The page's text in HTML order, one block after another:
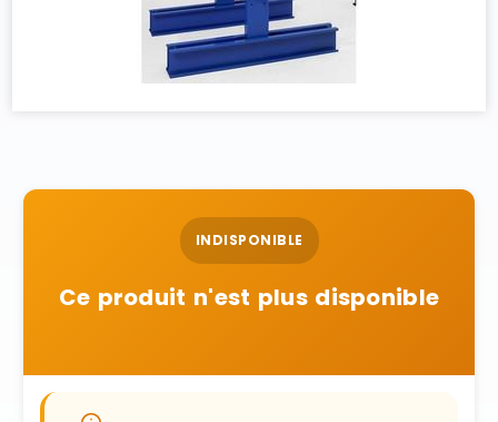
INDISPONIBLE
Ce produit n'est plus disponible